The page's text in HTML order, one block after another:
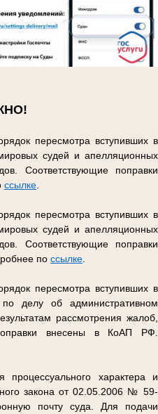
пересмотра вступивших в
судей и апелляционных
Соответствующие поправки
ссылке
пересмотра вступивших в
судей и апелляционных
Соответствующие поправки
по ссылке
пересмотра вступивших в
делу об административном
рассмотрения жалоб,
внесены в КоАП РФ.
характера и
закона от 02.05.2006 № 59-
почту суда. Для подачи